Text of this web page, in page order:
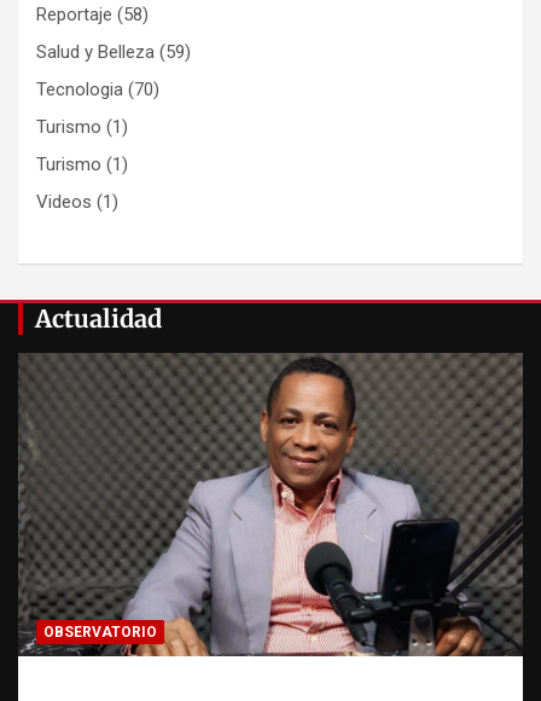
Reportaje (58)
Salud y Belleza (59)
Tecnologia (70)
Turismo (1)
Turismo (1)
Videos (1)
Actualidad
OBSERVATORIO